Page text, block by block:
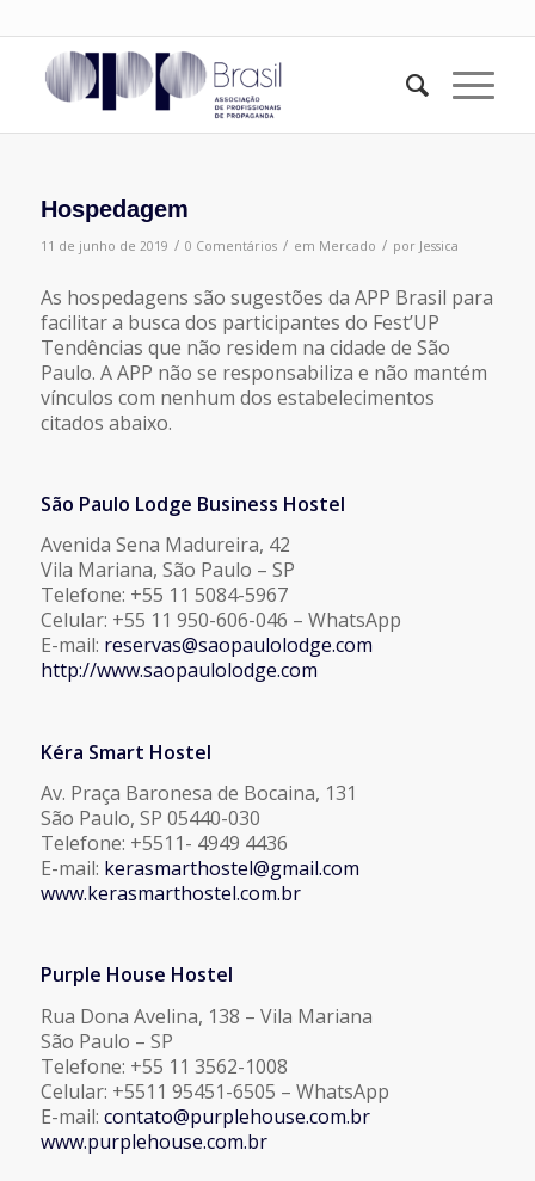
Hospedagem
11 de junho de 2019 / 0 Comentários / em Mercado / por Jessica
As hospedagens são sugestões da APP Brasil para
facilitar a busca dos participantes do Fest’UP
Tendências que não residem na cidade de São
Paulo. A APP não se responsabiliza e não mantém
vínculos com nenhum dos estabelecimentos
citados abaixo.
São Paulo Lodge Business Hostel
Avenida Sena Madureira, 42
Vila Mariana, São Paulo – SP
Telefone: +55 11 5084-5967
Celular: +55 11 950-606-046 – WhatsApp
E-mail: reservas@saopaulolodge.com
http://www.saopaulolodge.com
Kéra Smart Hostel
Av. Praça Baronesa de Bocaina, 131
São Paulo, SP 05440-030
Telefone: +5511- 4949 4436
E-mail: kerasmarthostel@gmail.com
www.kerasmarthostel.com.br
Purple House Hostel
Rua Dona Avelina, 138 – Vila Mariana
São Paulo – SP
Telefone: +55 11 3562-1008
Celular: +5511 95451-6505 – WhatsApp
E-mail: contato@purplehouse.com.br
www.purplehouse.com.br